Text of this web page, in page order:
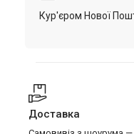
Кур'єром Нової
Доставка